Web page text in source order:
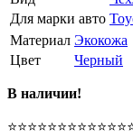
Для марки авто
Материал Экокожа
Цвет
Черный
В наличии!